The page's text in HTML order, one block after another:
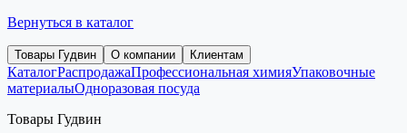
Вернуться в каталог
Товары Гудвин О компании Клиентам
КаталогРаспродажаПрофессиональная химияУпаковочные
материалыОдноразовая посуда
Товары Гудвин